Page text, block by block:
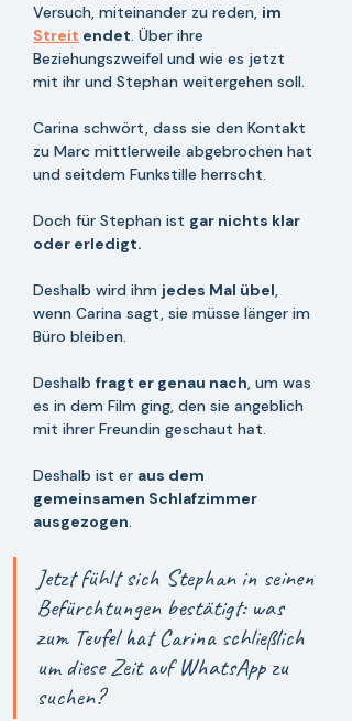
Versuch, miteinander zu reden, im
Streit endet. Über ihre
Beziehungszweifel und wie es jetzt
mit ihr und Stephan weitergehen soll.
Carina schwört, dass sie den Kontakt
zu Marc mittlerweile abgebrochen hat
und seitdem Funkstille herrscht.
Doch für Stephan ist gar nichts klar
oder erledigt.
Deshalb wird ihm jedes Mal übel,
wenn Carina sagt, sie müsse länger im
Büro bleiben.
Deshalb fragt er genau nach, um was
es in dem Film ging, den sie angeblich
mit ihrer Freundin geschaut hat.
Deshalb ist er aus dem
gemeinsamen Schlafzimmer
ausgezogen.
Jetzt fühlt sich Stephan in seinen
Befürchtungen bestätigt: was
zum Teufel hat Carina schließlich
um diese Zeit auf WhatsApp zu
suchen?